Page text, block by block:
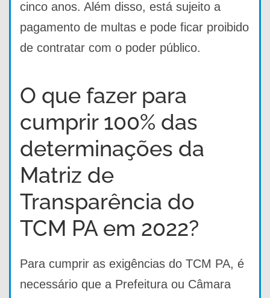
cinco anos. Além disso, está sujeito a
pagamento de multas e pode ficar proibido
de contratar com o poder público.
O que fazer para
cumprir 100% das
determinações da
Matriz de
Transparência do
TCM PA em 2022?
Para cumprir as exigências do TCM PA, é
necessário que a Prefeitura ou Câmara